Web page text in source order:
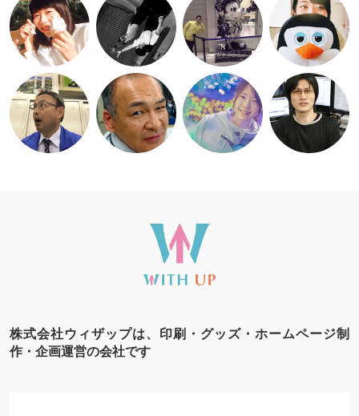
株式会社ウィザップは、印刷・グッズ・ホームページ制
作・企画運営の会社です